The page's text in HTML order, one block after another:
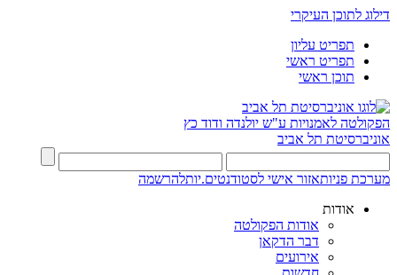
דילוג לתוכן העיקרי
תפריט עליון
תפריט ראשי
תוכן ראשי
הפקולטה לאמנויות ע"ש יולנדה ודוד כץ
אוניברסיטת תל אביב
מערכת פניותאזור אישי לסטודנטים.יותלהרשמה
אודות
אודות הפקולטה
דבר הדקאן
אירועים